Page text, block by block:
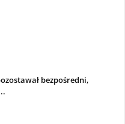
bezpośredni,